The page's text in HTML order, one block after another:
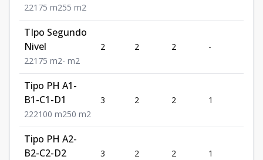
221 75 m255 m2
TIpo Segundo
Nivel
221 75 m2- m2
2 2 2 -
Tipo PH A1-
B1-C1-D1
222100 m250 m2
3 2 2 1
Tipo PH A2-
B2-C2-D2
3 2 2 1